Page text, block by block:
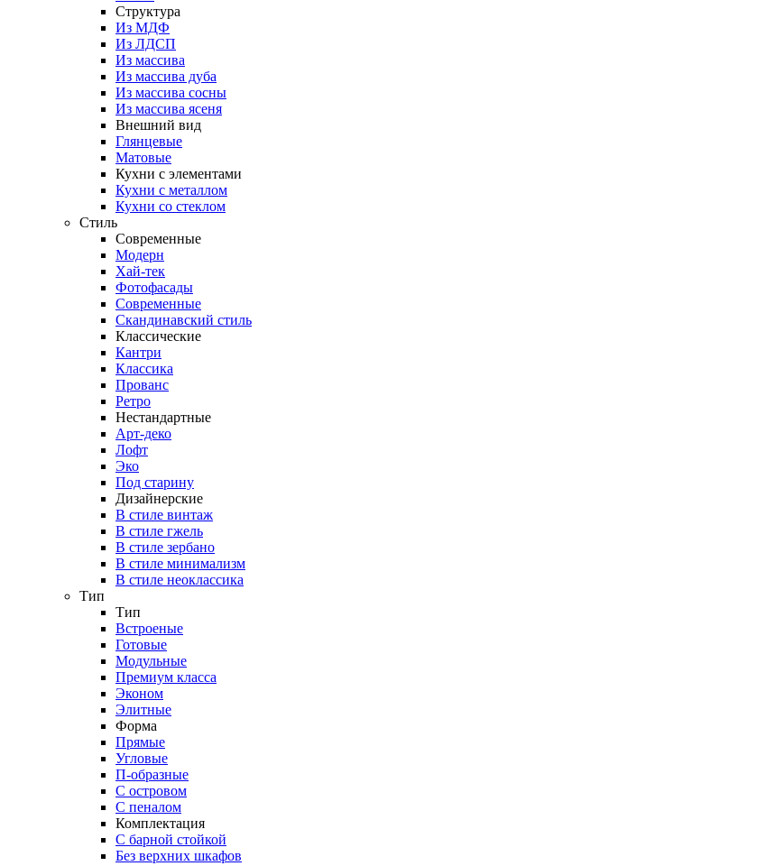
Структура
Из МДФ
Из ЛДСП
Из массива
Из массива дуба
Из массива сосны
Из массива ясеня
Внешний вид
Глянцевые
Матовые
Кухни с элементами
Кухни с металлом
Кухни со стеклом
Стиль
Современные
Модерн
Хай-тек
Фотофасады
Современные
Скандинавский стиль
Классические
Кантри
Классика
Прованс
Ретро
Нестандартные
Арт-деко
Лофт
Эко
Под старину
Дизайнерские
В стиле винтаж
В стиле гжель
В стиле зербано
В стиле минимализм
В стиле неоклассика
Тип
Тип
Встроеные
Готовые
Модульные
Премиум класса
Эконом
Элитные
Форма
Прямые
Угловые
П-образные
С островом
С пеналом
Комплектация
C барной стойкой
Без верхних шкафов